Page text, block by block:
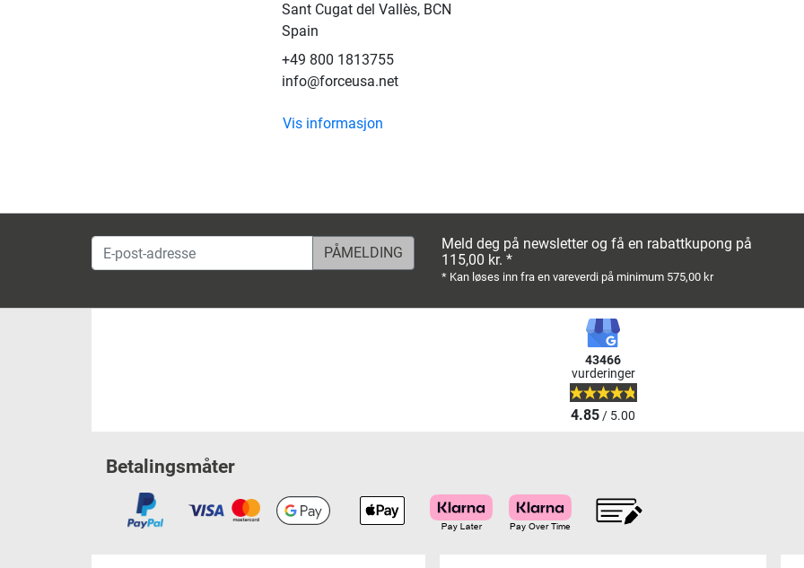
Sant Cugat del Vallès, BCN
Spain
+49 800 1813755
info@forceusa.net
Vis informasjon
E-post-adresse
Meld deg på newsletter og få en rabattkupong på
115,00 kr. *
* Kan løses inn fra en vareverdi på minimum 575,00 kr
43466
vurderinger
4.85/ 5.00
Betalingsmåter